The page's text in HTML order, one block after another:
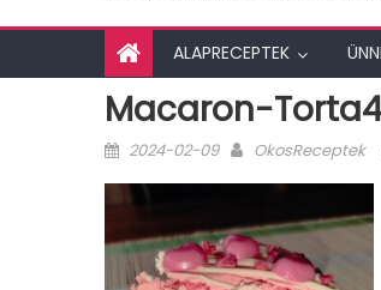
ALAPRECEPTEK
Macaron-
Posted
2024-02-09 Author
OkosReceptek